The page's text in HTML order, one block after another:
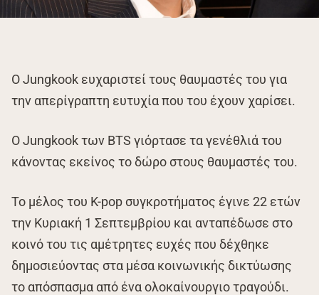
Ο Jungkook ευχαριστεί τους θαυμαστές του για
την απερίγραπτη ευτυχία που του έχουν χαρίσει.
Ο Jungkook των BTS γιόρτασε τα γενέθλιά του
κάνοντας εκείνος το δώρο στους θαυμαστές του.
Το μέλος του K-pop συγκροτήματος έγινε 22 ετών
την Κυριακή 1 Σεπτεμβρίου και ανταπέδωσε στο
κοινό του τις αμέτρητες ευχές που δέχθηκε
δημοσιεύοντας στα μέσα κοινωνικής δικτύωσης
το απόσπασμα από ένα ολοκαίνουργιο τραγούδι.